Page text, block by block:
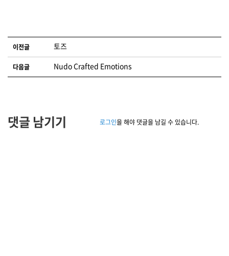
글 네비게이션
이전글 토즈
다음글 Nudo Crafted Emotions
댓글 남기기 로그인을 해야 댓글을 남길 수 있습니다.